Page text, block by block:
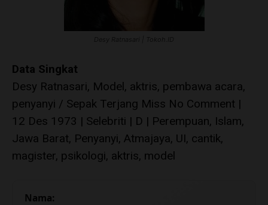
Data Singkat
Desy Ratnasari, Model, aktris, pembawa acara,
penyanyi / Sepak Terjang Miss No Comment |
12 Des 1973 | Selebriti | D | Perempuan, Islam,
Jawa Barat, Penyanyi, Atmajaya, UI, cantik,
magister, psikologi, aktris, model
Nama: